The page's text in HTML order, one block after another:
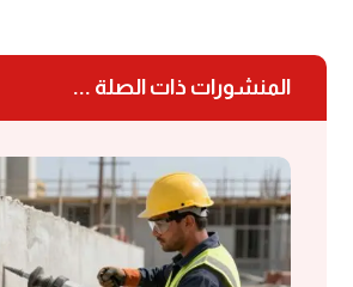
المنشورات ذات الصلة ...